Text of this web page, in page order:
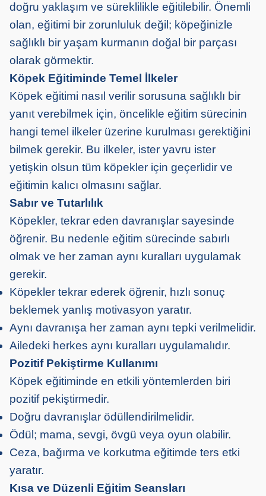
doğru yaklaşım ve süreklilikle eğitilebilir. Önemli
olan, eğitimi bir zorunluluk değil; köpeğinizle
sağlıklı bir yaşam kurmanın doğal bir parçası
olarak görmektir.
Köpek Eğitiminde Temel İlkeler
Köpek eğitimi nasıl verilir sorusuna sağlıklı bir
yanıt verebilmek için, öncelikle eğitim sürecinin
hangi temel ilkeler üzerine kurulması gerektiğini
bilmek gerekir. Bu ilkeler, ister yavru ister
yetişkin olsun tüm köpekler için geçerlidir ve
eğitimin kalıcı olmasını sağlar.
Sabır ve Tutarlılık
Köpekler, tekrar eden davranışlar sayesinde
öğrenir. Bu nedenle eğitim sürecinde sabırlı
olmak ve her zaman aynı kuralları uygulamak
gerekir.
Köpekler tekrar ederek öğrenir, hızlı sonuç
beklemek yanlış motivasyon yaratır.
Aynı davranışa her zaman aynı tepki verilmelidir.
Ailedeki herkes aynı kuralları uygulamalıdır.
Pozitif Pekiştirme Kullanımı
Köpek eğitiminde en etkili yöntemlerden biri
pozitif pekiştirmedir.
Doğru davranışlar ödüllendirilmelidir.
Ödül; mama, sevgi, övgü veya oyun olabilir.
Ceza, bağırma ve korkutma eğitimde ters etki
yaratır.
Kısa ve Düzenli Eğitim Seansları